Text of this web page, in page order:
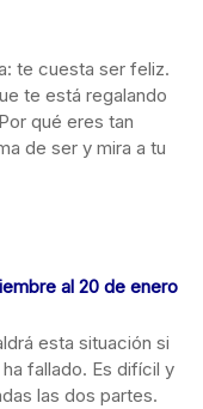
te cuesta ser feliz.
te está regalando
qué eres tan
de ser y mira a tu
al 20 de enero
esta situación si
fallado. Es difícil y
las dos partes.